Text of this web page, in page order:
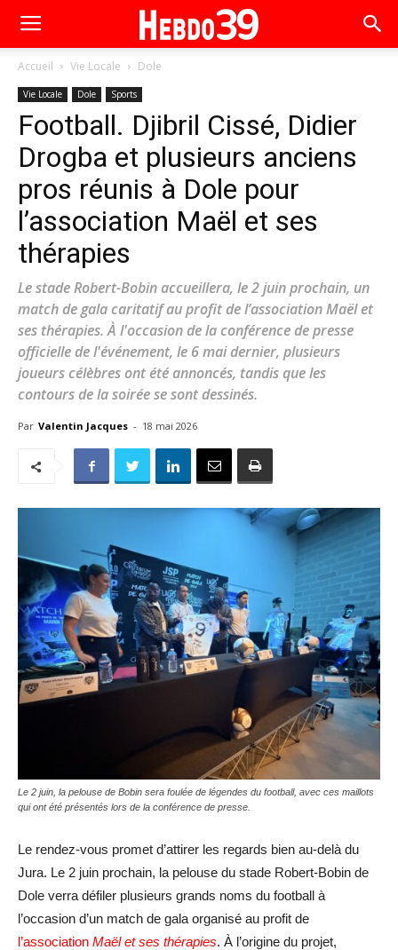
Accueil Vie Locale Dole
Vie Locale Dole Sports
Football. Djibril Cissé, Didier
Drogba et plusieurs anciens
pros réunis à Dole pour
l’association Maël et ses
thérapies
Le stade Robert-Bobin accueillera, le 2 juin prochain, un
match de gala caritatif au profit de l’association Maël et
ses thérapies. À l'occasion de la conférence de presse
officielle de l'événement, le 6 mai dernier, plusieurs
joueurs célèbres ont été annoncés, tandis que les
contours de la soirée se sont dessinés.
Par Valentin Jacques - 18 mai 2026
Le 2 juin, la pelouse de Bobin sera foulée de légendes du football, avec ces maillots
qui ont été présentés lors de la conférence de presse.
Le rendez-vous promet d’attirer les regards bien au-delà du
Jura. Le 2 juin prochain, la pelouse du stade Robert-Bobin de
Dole verra défiler plusieurs grands noms du football à
l’occasion d’un match de gala organisé au profit de
l’association Maël et ses thérapies. À l’origine du projet,